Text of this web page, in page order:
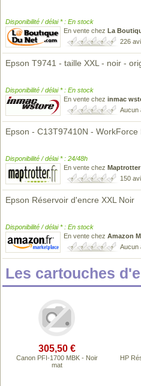
Disponibilité / délai * : En stock
En vente chez La
226
Epson T9741 - taille XXL - noir -
Disponibilité / délai * : En stock
En vente chez inmac
Aucun
Epson - C13T97410N - WorkForce
Disponibilité / délai * : 24/48h
En vente chez Maptrotter
150
Epson Réservoir d'encre XXL Noir
Disponibilité / délai * : En stock
En vente chez Amazon
Aucun
Les cartouches
305,50 €
Canon PFI-1700 MBK - Noir
mat
HP